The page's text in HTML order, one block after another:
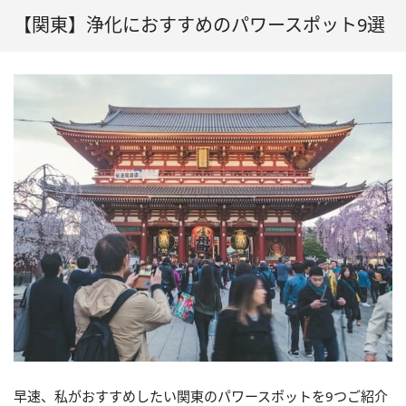
県）
（7）秩父今宮神社（埼玉
（8）泉神社（茨城県）
（9）花園神社（茨城県）
（3）自分をいたわる
【関東】浄化におすすめのパワースポット9選
早速、私がおすすめしたい関東のパワースポットを9つご紹介